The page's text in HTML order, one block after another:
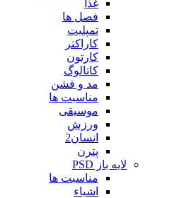
غذا
فصل ها
تمپلیت
کاراکتر
کارتون
کاتالوگ
مد و فشن
مناسبت ها
موسیقی
ورزش
انسان2
پترن
لایه باز PSD
مناسبت ها
اشیاء